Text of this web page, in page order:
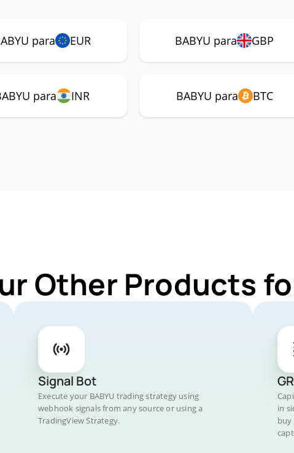
para EUR BABYU para GBP
para INR BABYU para BTC
Other Products
Signal Bot
Execute your BABYU trading strategy using
webhook signals from any source or using a
TradingView Strategy.
in
buy